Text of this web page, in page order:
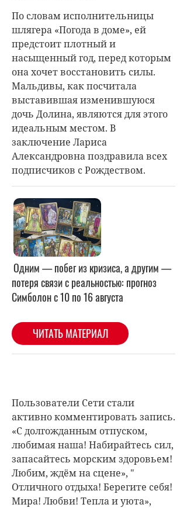
По словам исполнительницы
шлягера «Погода в доме», ей
предстоит плотный и
насыщенный год, перед которым
она хочет восстановить силы.
Мальдивы, как посчитала
выставившая изменившуюся
дочь Долина, являются для этого
идеальным местом. В
заключение Лариса
Александровна поздравила всех
подписчиков с Рождеством.
Пользователи Сети стали
активно комментировать запись.
«С долгожданным отпуском,
любимая наша! Набирайтесь сил,
запасайтесь морским здоровьем!
Любим, ждём на сцене», "
Отличного отдыха! Берегите себя!
Мира! Любви! Тепла и уюта»,